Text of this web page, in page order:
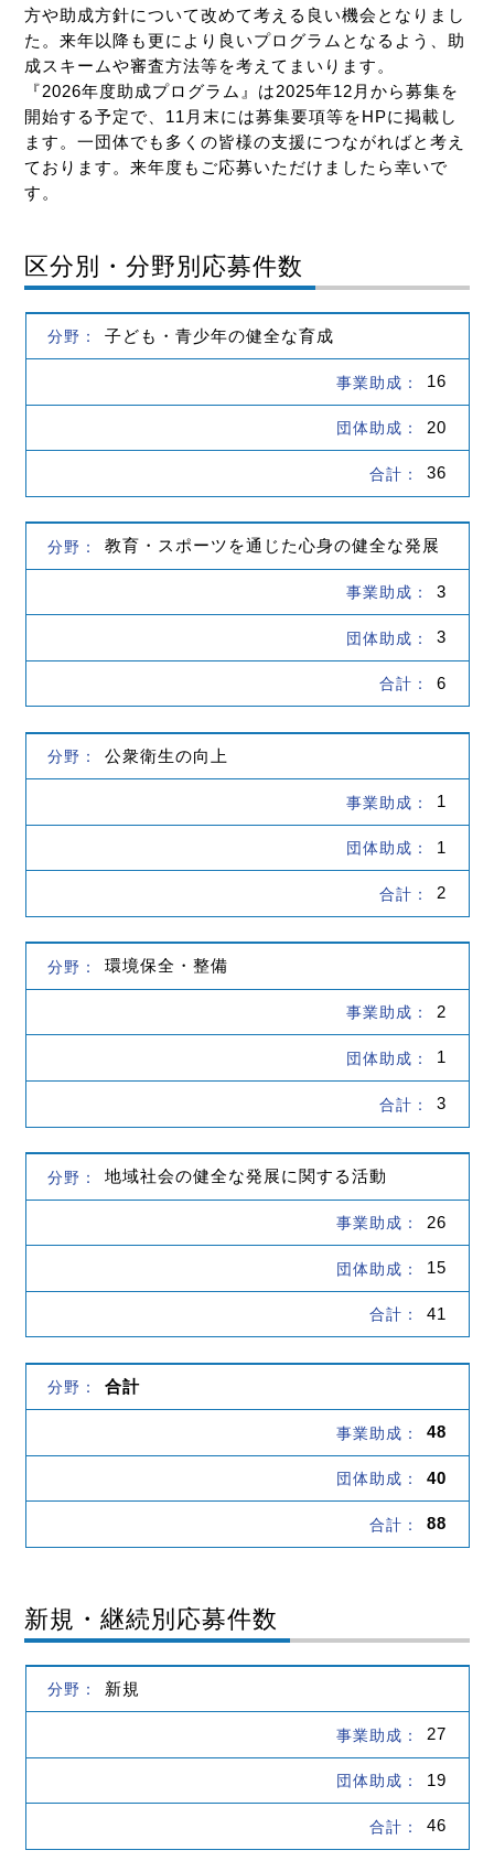
方や助成方針について改めて考える良い機会となりまし
た。来年以降も更により良いプログラムとなるよう、助
成スキームや審査方法等を考えてまいります。
『2026年度助成プログラム』は2025年12月から募集を
開始する予定で、11月末には募集要項等をHPに掲載し
ます。一団体でも多くの皆様の支援につながればと考え
ております。来年度もご応募いただけましたら幸いで
す。
区分別・分野別応募件数
子ども・青少年の健全な育成
16
20
36
教育・スポーツを通じた心身の健全な発展
3
3
6
公衆衛生の向上
1
1
2
環境保全・整備
2
1
3
地域社会の健全な発展に関する活動
26
15
41
合計
48
40
88
新規・継続別応募件数
新規
27
19
46